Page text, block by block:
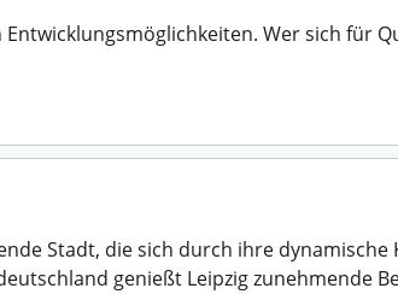
Wer sich für
Stadt, die sich durch ihre
genießt Leipzig zunehmende